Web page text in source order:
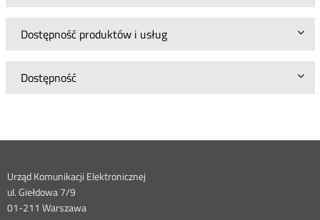
Dostępność produktów i usług
Dostępność
Dane
Urząd Komunikacji Elektronicznej
ul. Giełdowa 7/9
01-211 Warszawa